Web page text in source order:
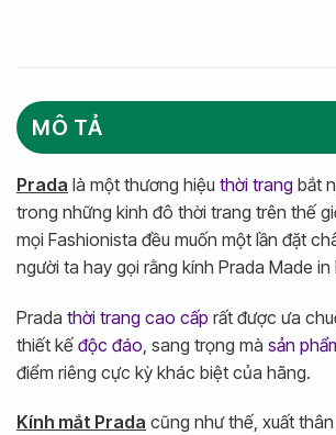
MÔ TẢ
Prada là một thương hiệu thời trang bắt
trong những kinh đô thời trang trên thế
mọi Fashionista đều muốn một lần đặt
người ta hay gọi rằng kính Prada Made in
Prada thời trang cao cấp rất được ưa
thiết kế độc đáo , sang trọng mà sản
điểm riêng cực kỳ khác biệt của hãng.
Kính mắt Prada cũng như thế, xuất